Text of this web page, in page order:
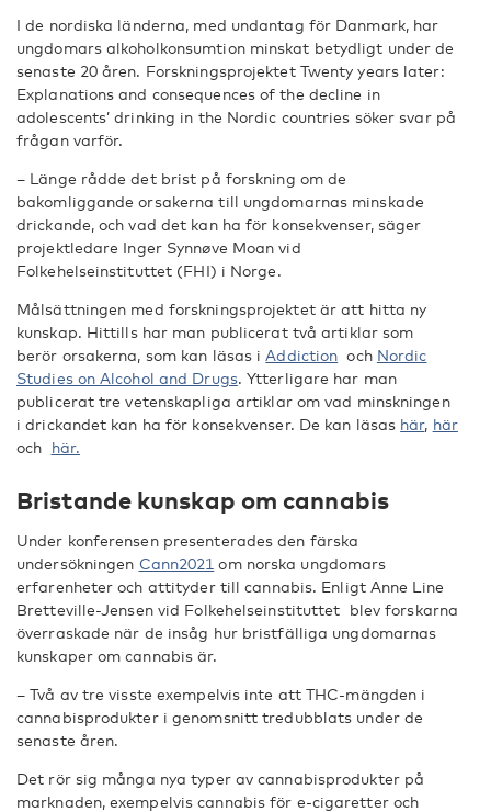
I de nordiska länderna, med undantag för Danmark, har
ungdomars alkoholkonsumtion minskat betydligt under de
senaste 20 åren. Forskningsprojektet Twenty years later:
Explanations and consequences of the decline in
adolescents’ drinking in the Nordic countries söker svar på
frågan varför.
– Länge rådde det brist på forskning om de
bakomliggande orsakerna till ungdomarnas minskade
drickande, och vad det kan ha för konsekvenser, säger
projektledare Inger Synnøve Moan vid
Folkehelseinstituttet (FHI) i Norge.
Målsättningen med forskningsprojektet är att hitta ny
kunskap. Hittills har man publicerat två artiklar som
berör orsakerna, som kan läsas iAddiction och Nordic
Studies on Alcohol and Drugs. Ytterligare har man
publicerat tre vetenskapliga artiklar om vad minskningen
i drickandet kan ha för konsekvenser. De kan läsas här, här
och här.
Bristande kunskap om cannabis
Under konferensen presenterades den färska
undersökningen Cann2021 om norska ungdomars
erfarenheter och attityder till cannabis. Enligt Anne Line
Bretteville-Jensen vid Folkehelseinstituttet blev forskarna
överraskade när de insåg hur bristfälliga ungdomarnas
kunskaper om cannabis är.
– Två av tre visste exempelvis inte att THC-mängden i
cannabisprodukter i genomsnitt tredubblats under de
senaste åren.
Det rör sig många nya typer av cannabisprodukter på
marknaden, exempelvis cannabis för e-cigaretter och